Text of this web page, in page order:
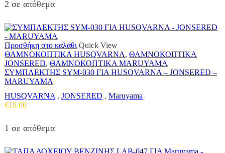
2 σε απόθεμα
Προσθήκη στο καλάθι Quick View
ΘΑΜΝΟΚΟΠΤΙΚΑ HUSQVARNA, ΘΑΜΝΟΚΟΠΤΙΚΑ
JONSERED, ΘΑΜΝΟΚΟΠΤΙΚΑ MARUYAMA
ΣΥΜΠΛΕΚΤΗΣ SYM-030 ΓΙΑ HUSQVARNA – JONSERED –
MARUYAMA
HUSQVARNA, JONSERED , Maruyama
€19.00
1 σε απόθεμα